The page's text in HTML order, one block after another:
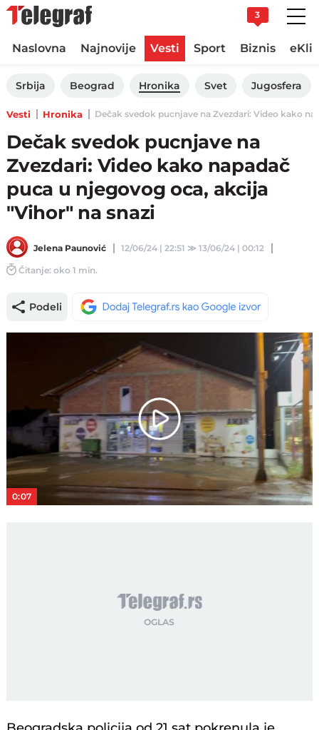
3
Naslovna Najnovije Vesti Sport Biznis
Srbija Beograd Hronika Svet Jugosfera
Vesti Hronika Dečak svedok pucnjave na Zvezdari: Video kako
Dečak svedok pucnjave na
Zvezdari: Video kako napadač
puca u njegovog oca, akcija
"Vihor" na snazi
Jelena Paunović 12/06/24 | 22:51 ≫13/06/24 | 00:12
Čitanje: oko 1 min.
Podeli
Play
Video
0:07